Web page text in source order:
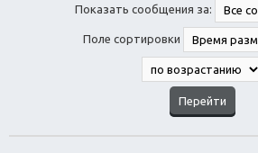
Показать сообщения за:
Поле сортировки